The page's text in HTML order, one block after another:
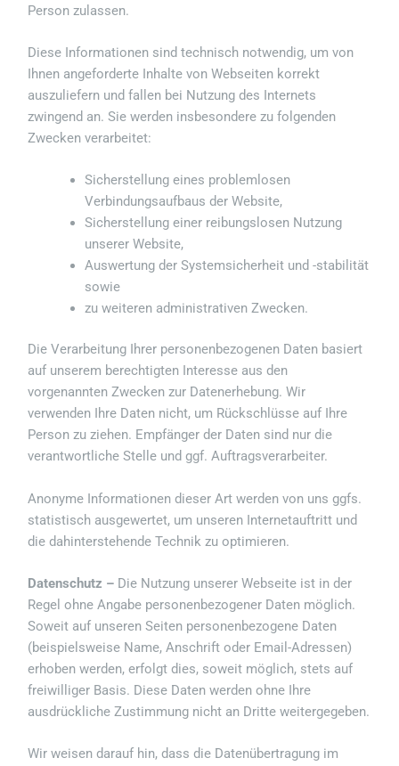
Person zulassen.
Diese Informationen sind technisch notwendig, um von
Ihnen angeforderte Inhalte von Webseiten korrekt
auszuliefern und fallen bei Nutzung des Internets
zwingend an. Sie werden insbesondere zu folgenden
Zwecken verarbeitet:
Sicherstellung eines problemlosen
Verbindungsaufbaus der Website,
Sicherstellung einer reibungslosen Nutzung
unserer Website,
Auswertung der Systemsicherheit und -stabilität
sowie
zu weiteren administrativen Zwecken.
Die Verarbeitung Ihrer personenbezogenen Daten basiert
auf unserem berechtigten Interesse aus den
vorgenannten Zwecken zur Datenerhebung. Wir
verwenden Ihre Daten nicht, um Rückschlüsse auf Ihre
Person zu ziehen. Empfänger der Daten sind nur die
verantwortliche Stelle und ggf. Auftragsverarbeiter.
Anonyme Informationen dieser Art werden von uns ggfs.
statistisch ausgewertet, um unseren Internetauftritt und
die dahinterstehende Technik zu optimieren.
Datenschutz – Die Nutzung unserer Webseite ist in der
Regel ohne Angabe personenbezogener Daten möglich.
Soweit auf unseren Seiten personenbezogene Daten
(beispielsweise Name, Anschrift oder Email-Adressen)
erhoben werden, erfolgt dies, soweit möglich, stets auf
freiwilliger Basis. Diese Daten werden ohne Ihre
ausdrückliche Zustimmung nicht an Dritte weitergegeben.
Wir weisen darauf hin, dass die Datenübertragung im